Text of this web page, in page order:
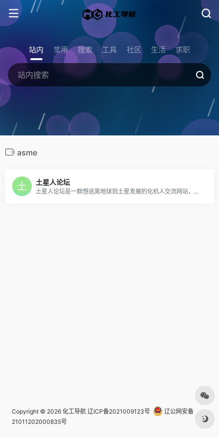
站内 常用 搜索 工具 社区 生活 求职
asme
土星人论坛
土星人论坛是一群想逃离地球到土星发展的化机人交流网站，誓必要将土星改造成化工机械星球，成为化机人的一个乐园
Copyright © 2026 化工导航 辽ICP备2021009123号
辽公网安备
21011202000835号